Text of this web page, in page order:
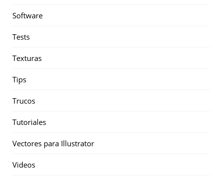
Software
Tests
Texturas
Tips
Trucos
Tutoriales
Vectores para Illustrator
Videos